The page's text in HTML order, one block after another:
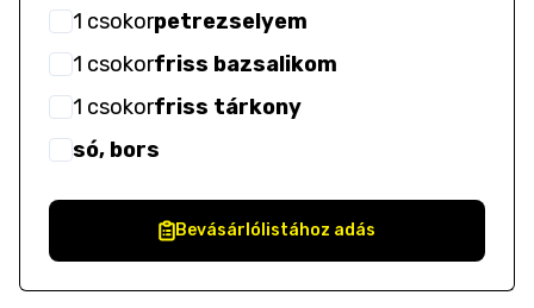
1 csokorpetrezselyem
1 csokorfriss bazsalikom
1 csokorfriss tárkony
só, bors
Bevásárlólistához adás